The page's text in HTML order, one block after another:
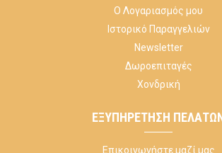
Ο Λογαριασμός μου
Ιστορικό Παραγγελιών
Newsletter
Δωροεπιταγές
Χονδρική
ΕΞΥΠΗΡΈΤΗΣΗ
Επικοινωνήστε μαζί μας